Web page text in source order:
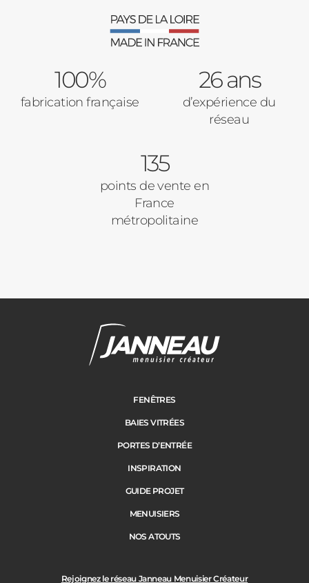
100%
fabrication française
26 ans
d’expérience du
réseau
135
points de vente en
France
métropolitaine
Rejoignez le réseau Janneau Menuisier Créateur
FENÊTRES
BAIES VITRÉES
PORTES D’ENTRÉE
INSPIRATION
GUIDE PROJET
MENUISIERS
NOS ATOUTS